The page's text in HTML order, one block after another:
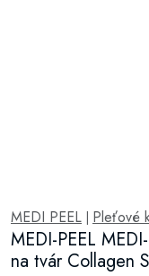
MEDI PEEL | Pleťové
MEDI-PEEL
na tvár Collagen